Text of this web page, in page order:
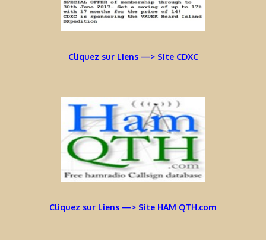
Cliquez sur Liens —> Site CDXC
Cliquez sur Liens —> Site HAM QTH.com